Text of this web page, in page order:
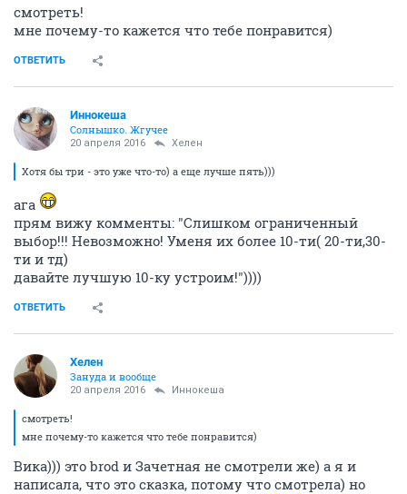
смотреть!
мне почему-то кажется что тебе понравится)
ОТВЕТИТЬ
Иннокеша
Солнышко. Жгучее
20 апреля 2016 Хелен
Хотя бы три - это уже что-то) а еще лучше пять)))
ага
прям вижу комменты: "Слишком ограниченный
выбор!!! Невозможно! Уменя их более 10-ти( 20-ти,30-
ти и тд)
давайте лучшую 10-ку устроим!"))))
ОТВЕТИТЬ
Хелен
Зануда и вообще
20 апреля 2016 Иннокеша
смотреть!
мне почему-то кажется что тебе понравится)
Вика))) это brod и Зачетная не смотрели же) а я и
написала, что это сказка, потому что смотрела) но